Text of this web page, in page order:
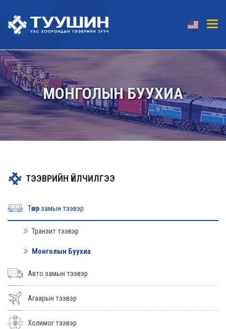
МОНГОЛЫН БУУХИА
ТЭЭВРИЙН ҮЙЛЧИЛГЭЭ
Төмөр замын тээвэр
Транзит тээвэр
Монголын Буухиа
Авто замын тээвэр
Агаарын тээвэр
Холимог тээвэр